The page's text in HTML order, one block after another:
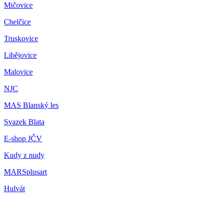
Mičovice
Chelčice
Truskovice
Libějovice
Malovice
NJC
MAS Blanský les
Svazek Blata
E-shop JČV
Kudy z nudy
MARSplusart
Hulvát